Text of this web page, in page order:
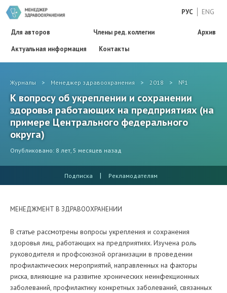
РУС ENG
Для авторов Члены ред. коллегии
Архив
Актуальная информация
Контакты
Журналы > Менеджер здравоохранения > 2018 > №1
К вопросу об укреплении и сохранении
здоровья работающих на предприятиях (на
примере Центрального федерального
округа)
Опубликовано: 8 лет, 5 месяцев назад
Подписка | Рекламодателям
МЕНЕДЖМЕНТ В ЗДРАВООХРАНЕНИИ
В статье рассмотрены вопросы укрепления и сохранения
здоровья лиц, работающих на предприятиях. Изучена роль
руководителя и профсоюзной организации в проведении
профилактических мероприятий, направленных на факторы
риска, влияющие на развитие хронических неинфекционных
заболеваний, профилактику конкретных заболеваний, связанных